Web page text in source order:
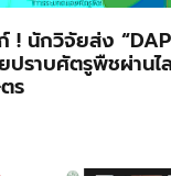
! นักวิจัยส่ง
ราบศัตรูพืชผ่าน
ร